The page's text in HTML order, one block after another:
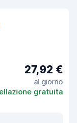
27,92 €
al giorno
gratuita